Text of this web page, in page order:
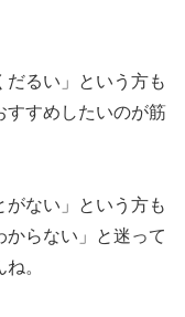
だるい」という方も
すすめしたいのが筋
がない」という方も
からない」と迷って
。